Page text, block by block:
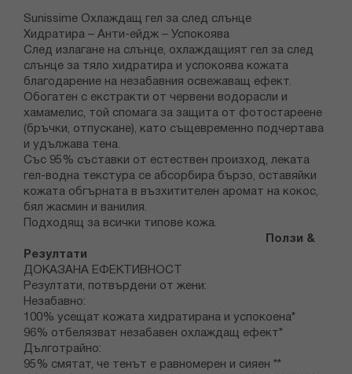
Sunissime Охлаждащ гел за след слънце
Хидратира – Анти-ейдж – Успокоява
След излагане на слънце, охлаждащият гел за след
слънце за тяло хидратира и успокоява кожата
благодарение на незабавния освежаващ ефект.
Обогатен с екстракти от червени водорасли и
хамамелис, той спомага за защита от фотостареене
(бръчки, отпускане), като същевременно подчертава
и удължава тена.
Със 95% съставки от естествен произход, леката
гел-водна текстура се абсорбира бързо, оставяйки
кожата обгърната в възхитителен аромат на кокос,
бял жасмин и ванилия.
Подходящ за всички типове кожа.
Ползи &
Резултати
ДОКАЗАНА ЕФЕКТИВНОСТ
Резултати, потвърдени от жени:
Незабавно:
100% усещат кожата хидратирана и успокоена*
96% отбелязват незабавен охлаждащ ефект*
Дълготрайно:
95% смятат, че тенът е равномерен и сияен **